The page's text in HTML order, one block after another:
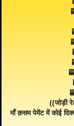
((जोड़ी
माँ क़सम पेमेंट में कोई